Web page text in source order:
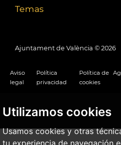
Utilizamos cookies
Usamos cookies y otras
tu experiencia de navegación
Temas
Ajuntament de València © 2026
Aviso
legal
Política
privacidad
Política de
cookies